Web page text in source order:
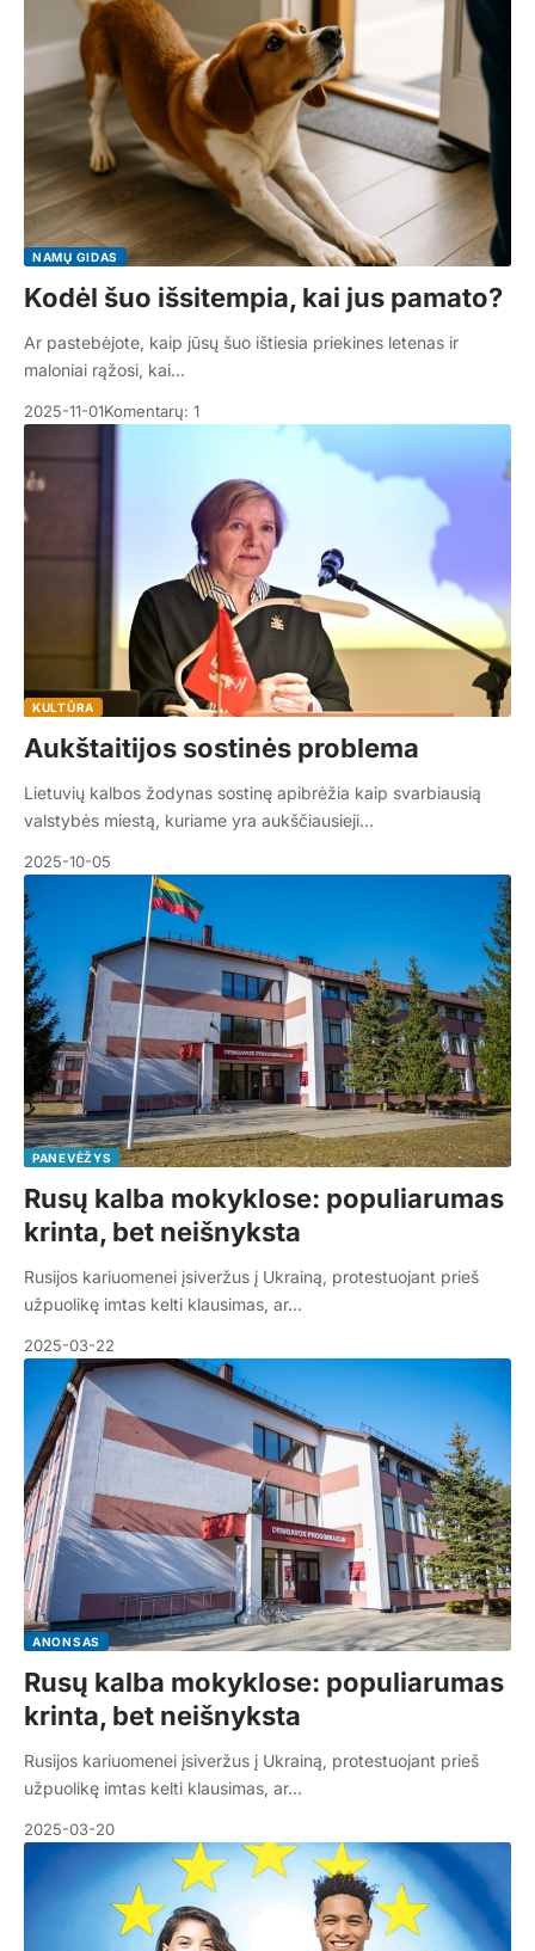
NAMŲ GIDAS
Kodėl šuo išsitempia, kai jus pamato?
Ar pastebėjote, kaip jūsų šuo ištiesia priekines letenas ir
maloniai rąžosi, kai…
2025-11-01Komentarų: 1
KULTŪRA
Aukštaitijos sostinės problema
Lietuvių kalbos žodynas sostinę apibrėžia kaip svarbiausią
valstybės miestą, kuriame yra aukščiausieji…
2025-10-05
PANEVĖŽYS
Rusų kalba mokyklose: populiarumas
krinta, bet neišnyksta
Rusijos kariuomenei įsiveržus į Ukrainą, protestuojant prieš
užpuolikę imtas kelti klausimas, ar…
2025-03-22
ANONSAS
Rusų kalba mokyklose: populiarumas
krinta, bet neišnyksta
Rusijos kariuomenei įsiveržus į Ukrainą, protestuojant prieš
užpuolikę imtas kelti klausimas, ar…
2025-03-20